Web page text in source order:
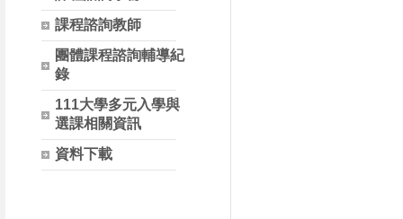
課程諮詢教師
團體課程諮詢輔導紀
錄
111大學多元入學與
選課相關資訊
資料下載